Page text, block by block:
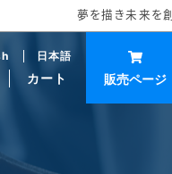
夢を描き未来を
日本語
カート 販売ページ